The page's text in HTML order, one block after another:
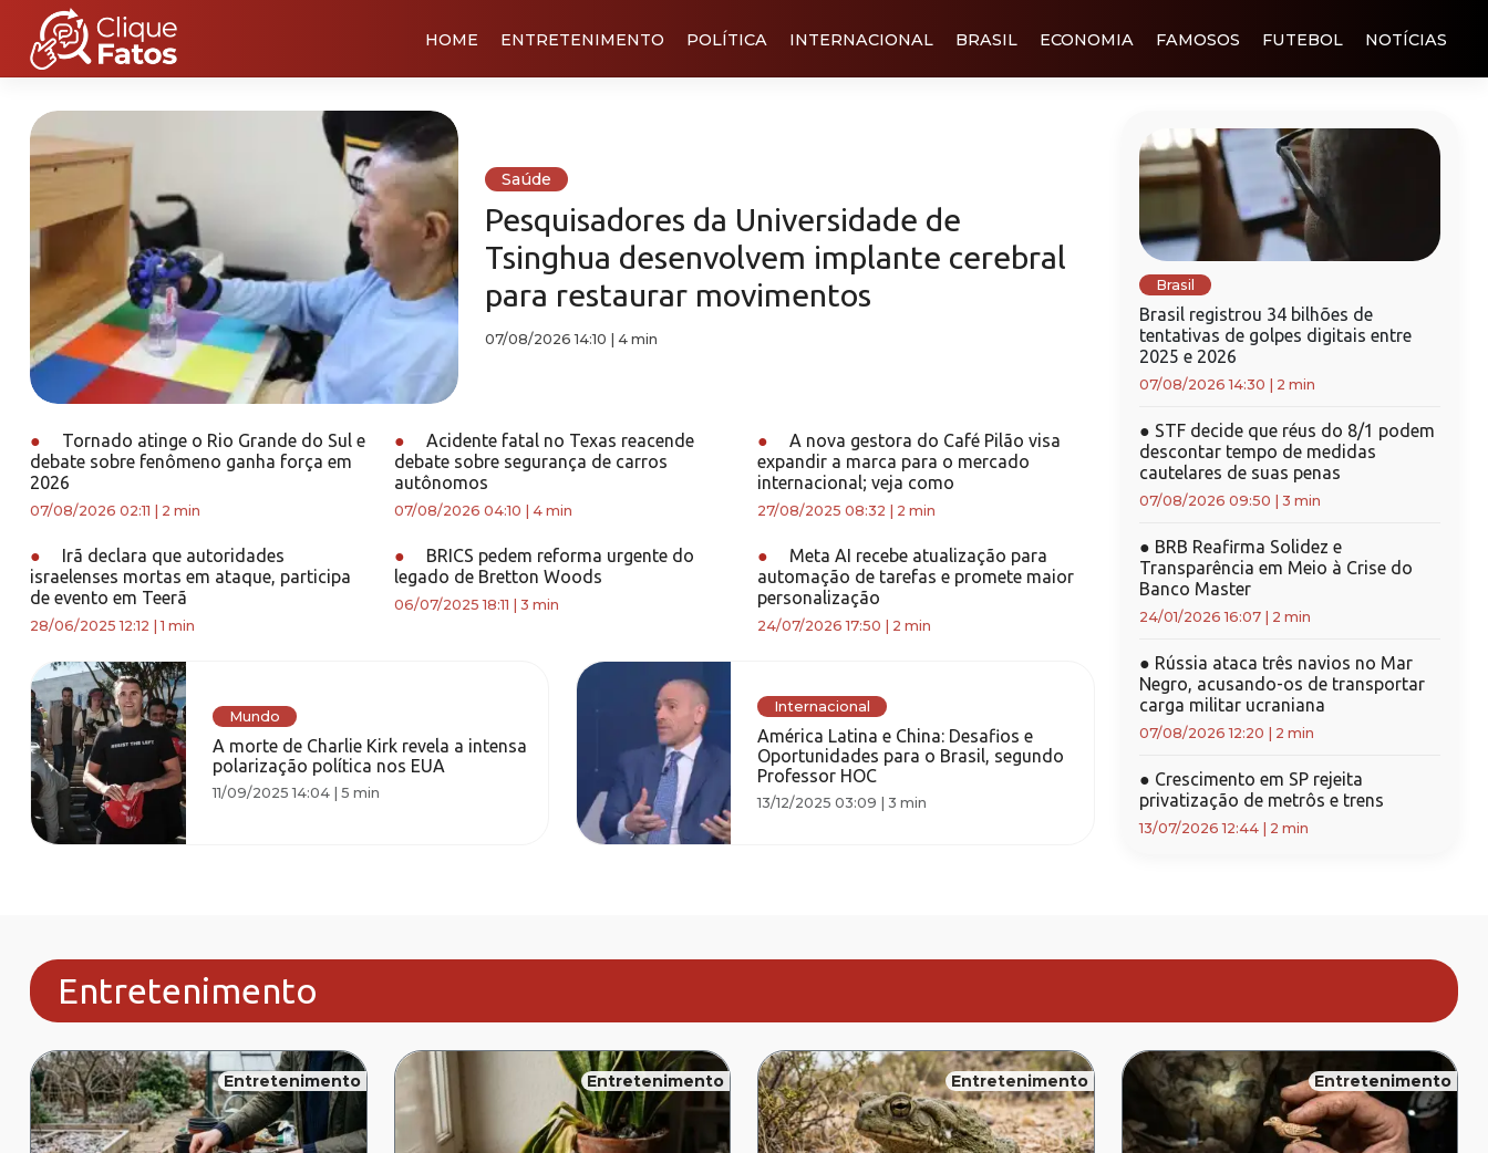
HOME ENTRETENIMENTO POLÍTICA INTERNACIONAL BRASIL ECONOMIA FAMOSOS FUTEBOL NOTÍCIAS
Saúde
Pesquisadores da Universidade de
Tsinghua desenvolvem implante cerebral
para restaurar movimentos
07/08/2026 14:10 4 min
●
Tornado atinge o Rio Grande do Sul e
debate sobre fenômeno ganha força em
2026
07/08/2026 02:11 2 min
●
Acidente fatal no Texas reacende
debate sobre segurança de carros
autônomos
07/08/2026 04:10 4 min
●
A nova gestora do Café Pilão visa
expandir a marca para o mercado
internacional; veja como
27/08/2025 08:32 2 min
●
Irã declara que autoridades
israelenses mortas em ataque, participa
de evento em Teerã
28/06/2025 12:12 |1 min
●
BRICS pedem reforma urgente do
legado de Bretton Woods
06/07/2025 18:11 3 min
●
Meta AI recebe atualização para
automação de tarefas e promete maior
personalização
24/07/2026 17:50 2 min
Mundo
A morte de Charlie Kirk revela a intensa
polarização política nos EUA
11/09/2025 14:04| 5 min
Internacional
América Latina e China: Desafios e
Oportunidades para o Brasil, segundo
Professor HOC
13/12/2025 03:09 |3 min
Brasil
Brasil registrou 34 bilhões de
tentativas de golpes digitais entre
2025 e 2026
07/08/2026 14:30 2 min
● STF decide que réus do 8/1 podem
descontar tempo de medidas
cautelares de suas penas
07/08/2026 09:50 3 min
● BRB Reafirma Solidez e
Transparência em Meio à Crise do
Banco Master
24/01/2026 16:07| 2 min
● Rússia ataca três navios no Mar
Negro, acusando-os de transportar
carga militar ucraniana
07/08/2026 12:20 2 min
● Crescimento em SP rejeita
privatização de metrôs e trens
13/07/2026 12:44| 2 min
Entretenimento
Entretenimento Entretenimento Entretenimento Entretenimento